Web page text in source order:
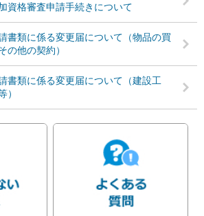
資格審査申請手続きについて
書類に係る変更届について（物品の買
の他の契約）
書類に係る変更届について（建設工
）